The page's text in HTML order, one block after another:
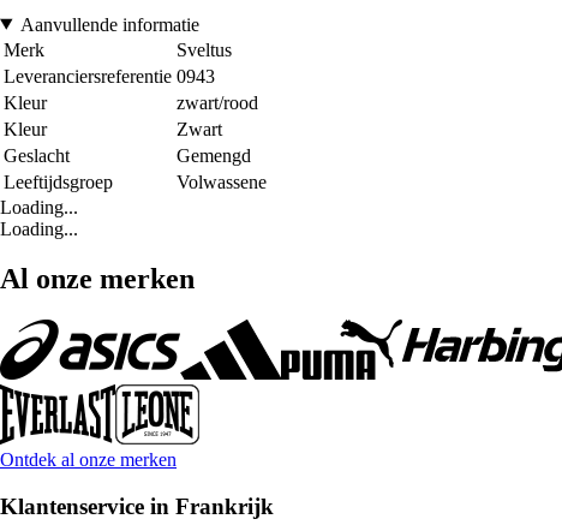
Aanvullende informatie
Merk
Sveltus
Leveranciersreferentie 0943
Kleur
zwart/rood
Kleur
Zwart
Geslacht
Gemengd
Leeftijdsgroep
Volwassene
Loading...
Loading...
Al onze merken
Ontdek al onze merken
Klantenservice in Frankrijk